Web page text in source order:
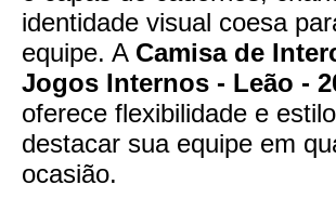
identidade visual coesa
equipe. A Camisa de
Jogos Internos - Leão -
oferece flexibilidade e
destacar sua equipe em
ocasião.